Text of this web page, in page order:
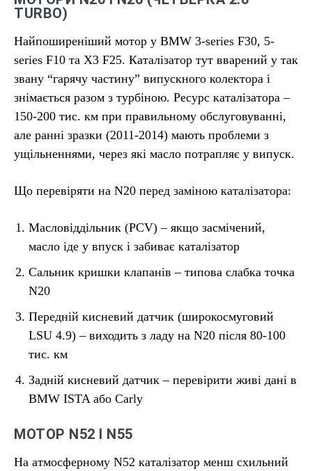
TURBO)
Найпоширеніший мотор у BMW 3-series F30, 5-
series F10 та X3 F25. Каталізатор тут вварений у так
звану “гарячу частину” випускного колектора і
знімається разом з турбіною. Ресурс каталізатора –
150-200 тис. км при правильному обслуговуванні,
але ранні зразки (2011-2014) мають проблеми з
ущільненнями, через які масло потрапляє у випуск.
Що перевіряти на N20 перед заміною каталізатора:
Масловіддільник (PCV) – якщо засмічений,
масло іде у впуск і забиває каталізатор
Сальник кришки клапанів – типова слабка точка
N20
Передній кисневий датчик (широкосмуговий
LSU 4.9) – виходить з ладу на N20 після 80-100
тис. км
Задній кисневий датчик – перевірити живі дані в
BMW ISTA або Carly
МОТОР N52 І N55
На атмосферному N52 каталізатор менш схильний